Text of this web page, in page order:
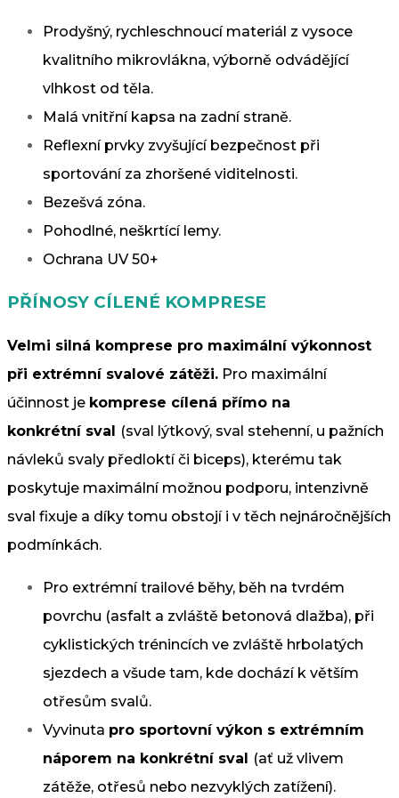
Prodyšný, rychleschnoucí materiál z vysoce
kvalitního mikrovlákna, výborně odvádějící
vlhkost od těla.
Malá vnitřní kapsa na zadní straně.
Reflexní prvky zvyšující bezpečnost při
sportování za zhoršené viditelnosti.
Bezešvá zóna.
Pohodlné, neškrtící lemy.
Ochrana UV 50+
PŘÍNOSY CÍLENÉ KOMPRESE
Velmi silná komprese pro maximální výkonnost
při extrémní svalové zátěži. Pro maximální
účinnost je komprese cílená přímo na
konkrétní sval (sval lýtkový, sval stehenní, u pažních
návleků svaly předloktí či biceps), kterému tak
poskytuje maximální možnou podporu, intenzivně
sval fixuje a díky tomu obstojí i v těch nejnáročnějších
podmínkách.
Pro extrémní trailové běhy, běh na tvrdém
povrchu (asfalt a zvláště betonová dlažba), při
cyklistických trénincích ve zvláště hrbolatých
sjezdech a všude tam, kde dochází k větším
otřesům svalů.
Vyvinuta pro sportovní výkon s extrémním
náporem na konkrétní sval (ať už vlivem
zátěže, otřesů nebo nezvyklých zatížení).